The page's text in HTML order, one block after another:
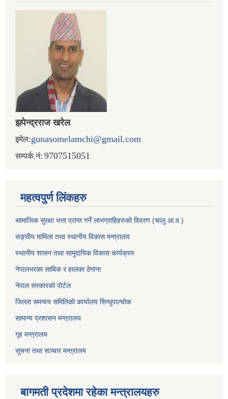
झपेन्द्रराज खरेल
इमेल:gunasomelamchi@gmail.com
सम्पर्क.नं: 9707515051
महत्वपुर्ण लिंकहरु
सामाजिक सुरक्षा भत्ता प्राप्त गर्ने लाभग्राहिहरुको विवरण (चालु आ.व.)
सङ्घीय मामिला तथा स्थानीय विकास मन्त्रालय
स्थानीय शासन तथा सामुदायिक विकास कार्यक्रम
नेपालभरका साबिक र हालका ठेगाना
नेपाल सरकारको पोर्टल
जिल्ला समन्वय समितिको कार्यालय सिन्धुपाल्चोक
सामान्य प्रशासन मन्त्रालय
गृह मन्त्रालय
सूचना तथा सञ्चार मन्त्रालय
बागमती प्रदेशमा रहेका मन्त्रालयहरु